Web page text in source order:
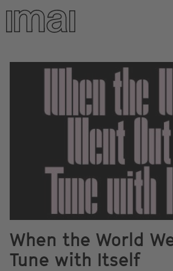
Direkt
zum
Inhalt
When the World
Tune with Itself